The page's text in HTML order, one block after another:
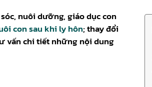
nuôi dưỡng, giáo dục con
con sau khi ly hôn; thay đổi
vấn chi tiết những nội dung